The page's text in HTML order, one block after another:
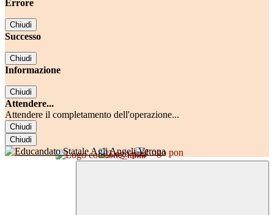
Errore
Chiudi
Successo
Chiudi
Informazione
Chiudi
Attendere...
Attendere il completamento dell'operazione...
Chiudi
Chiudi